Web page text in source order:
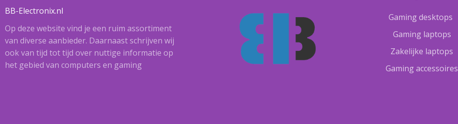
BB-Electronix.nl
Op deze website vind je een ruim assortiment
van diverse aanbieder. Daarnaast schrijven wij
ook van tijd tot tijd over nuttige informatie op
het gebied van computers en gaming
Gaming desktops
Gaming laptops
Zakelijke laptops
Gaming accessoires